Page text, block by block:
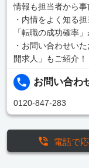
情報も担当者から事
・内情をよく知る
「転職の成功確率
・お問い合わせい
開求人」もご紹介！
お問い合わ
0120-847-283
電話で